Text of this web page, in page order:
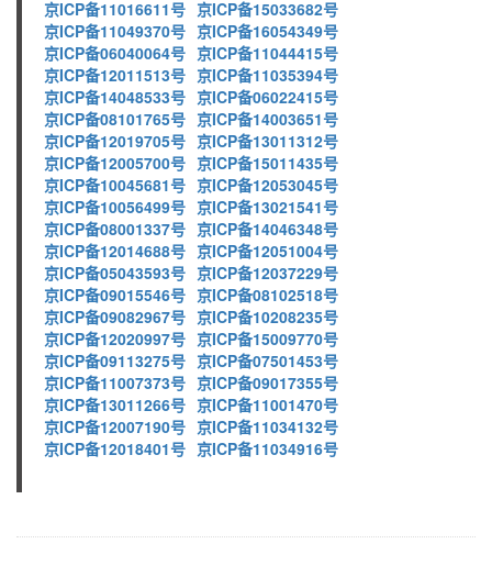
京ICP备11016611号 京ICP备15033682号
京ICP备11049370号 京ICP备16054349号
京ICP备06040064号 京ICP备11044415号
京ICP备12011513号 京ICP备11035394号
京ICP备14048533号 京ICP备06022415号
京ICP备08101765号 京ICP备14003651号
京ICP备12019705号 京ICP备13011312号
京ICP备12005700号 京ICP备15011435号
京ICP备10045681号 京ICP备12053045号
京ICP备10056499号 京ICP备13021541号
京ICP备08001337号 京ICP备14046348号
京ICP备12014688号 京ICP备12051004号
京ICP备05043593号 京ICP备12037229号
京ICP备09015546号 京ICP备08102518号
京ICP备09082967号 京ICP备10208235号
京ICP备12020997号 京ICP备15009770号
京ICP备09113275号 京ICP备07501453号
京ICP备11007373号 京ICP备09017355号
京ICP备13011266号 京ICP备11001470号
京ICP备12007190号 京ICP备11034132号
京ICP备12018401号 京ICP备11034916号